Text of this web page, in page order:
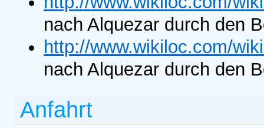
nach Alquezar durch den
http://www.wikiloc.com/
nach Alquezar durch den
Anfahrt